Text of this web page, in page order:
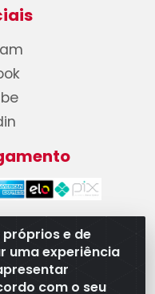
e de
uma experiência
com o seu
LTDA - CNPJ
667 - Parque
- CEP 74375-660